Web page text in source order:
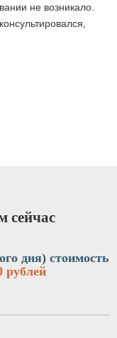
не возникало.
сейчас
дня) стоимость
рублей